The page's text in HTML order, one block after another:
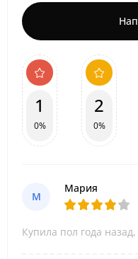
1
0%
2
0%
М
Мария
Купила пол года